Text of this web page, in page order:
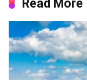
Read More